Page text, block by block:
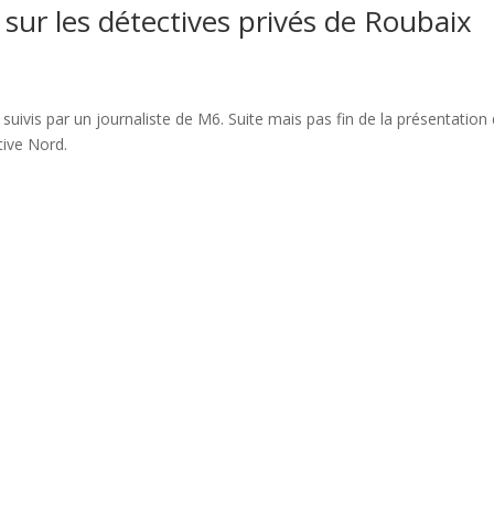
les détectives privés de Roubaix
par un journaliste de M6. Suite mais pas fin de la présentation
Nord.